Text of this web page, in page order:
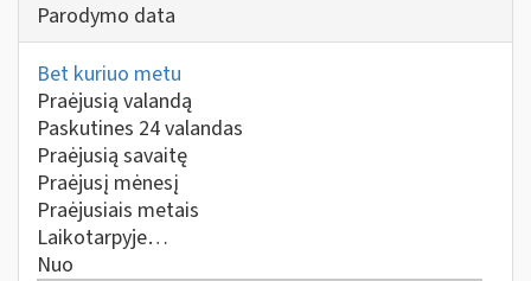
Parodymo data
Bet kuriuo metu
Praėjusią valandą
Paskutines 24 valandas
Praėjusią savaitę
Praėjusį mėnesį
Praėjusiais metais
Laikotarpyje…
Nuo